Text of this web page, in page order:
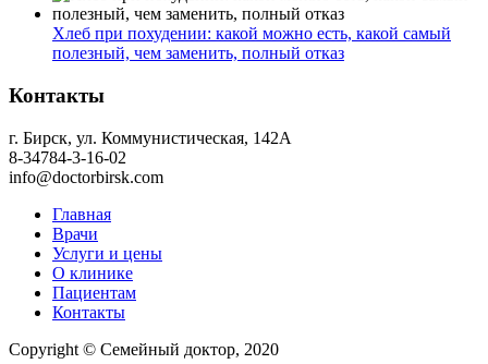
Хлеб при похудении: какой можно есть, какой самый
полезный, чем заменить, полный отказ
Контакты
г. Бирск, ул. Коммунистическая, 142А
8-34784-3-16-02
info@doctorbirsk.com
Главная
Врачи
Услуги и цены
О клинике
Пациентам
Контакты
Copyright © Семейный доктор, 2020